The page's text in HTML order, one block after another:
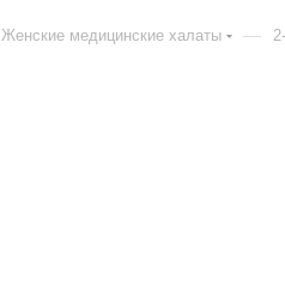
Женские медицинские халаты —